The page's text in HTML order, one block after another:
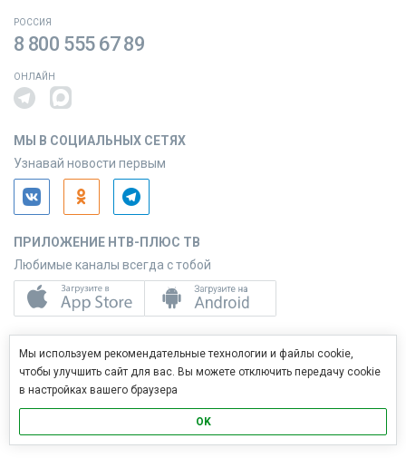
РОССИЯ
8 800 555 67 89
ОНЛАЙН
МЫ В СОЦИАЛЬНЫХ СЕТЯХ
Узнавай новости первым
ПРИЛОЖЕНИЕ НТВ-ПЛЮС ТВ
Любимые каналы всегда с тобой
Управляй услугами с телефона
Мы используем рекомендательные технологии и файлы cookie,
чтобы улучшить сайт для вас. Вы можете отключить передачу cookie
в настройках вашего браузера
OK